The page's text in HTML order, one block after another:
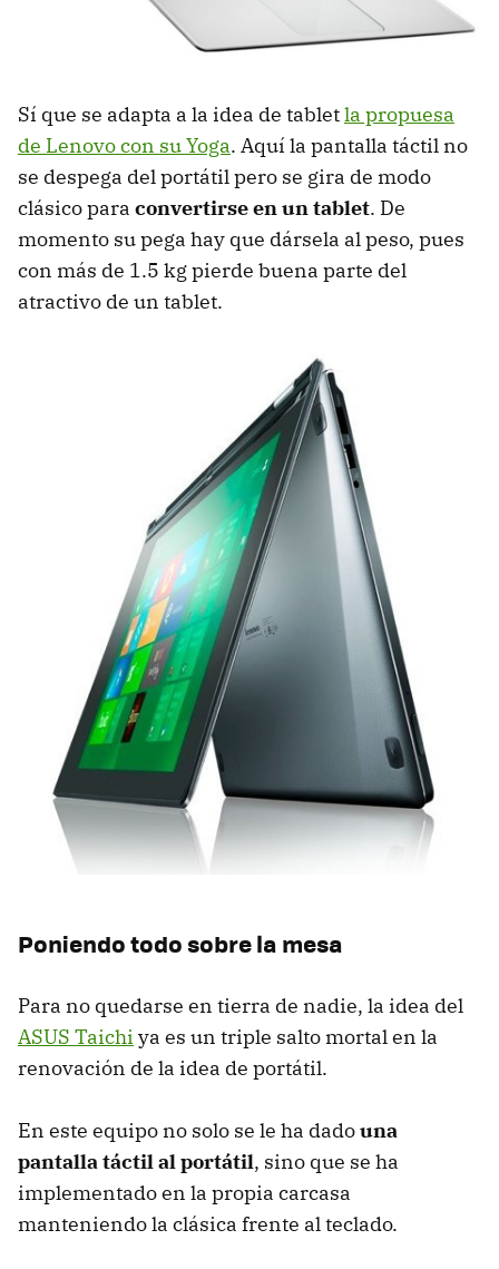
Sí que se adapta a la idea de tabletla propuesa
de Lenovo con su Yoga. Aquí la pantalla táctil no
se despega del portátil pero se gira de modo
clásico para convertirse en un tablet. De
momento su pega hay que dársela al peso, pues
con más de 1.5 kg pierde buena parte del
atractivo de un tablet.
Poniendo todo sobre la mesa
Para no quedarse en tierra de nadie, la idea del
ASUS Taichi ya es un triple salto mortal en la
renovación de la idea de portátil.
En este equipo no solo se le ha dadouna
pantalla táctil al portátil, sino que se ha
implementado en la propia carcasa
manteniendo la clásica frente al teclado.